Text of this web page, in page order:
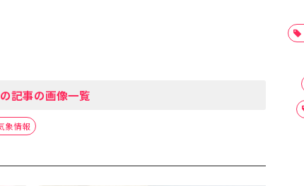
記事の画像一覧
象情報